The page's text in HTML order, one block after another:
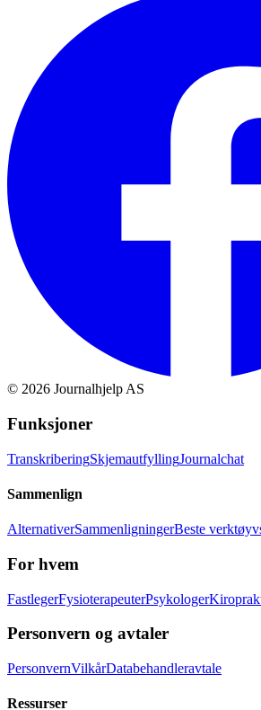
© 2026 Journalhjelp AS
Funksjoner
TranskriberingSkjemautfyllingJournalchat
Sammenlign
AlternativerSammenligningerBeste verktøy
For hvem
FastlegerFysioterapeuterPsykologer
Personvern og avtaler
PersonvernVilkårDatabehandleravtale
Ressurser